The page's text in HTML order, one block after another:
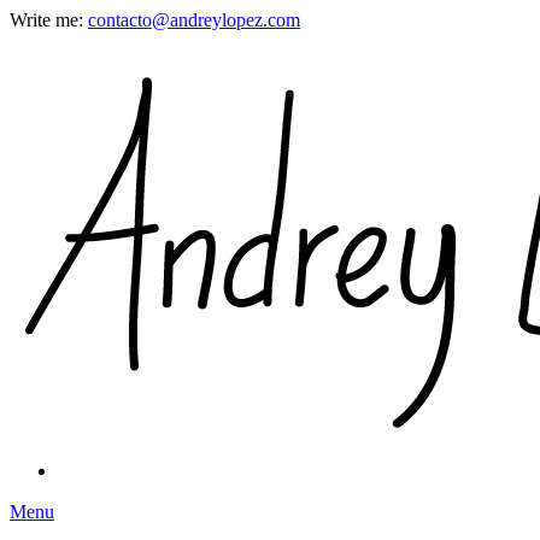
Write me: contacto@andreylopez.com
Menu